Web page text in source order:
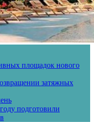
площадок нового
затяжных
подготовили